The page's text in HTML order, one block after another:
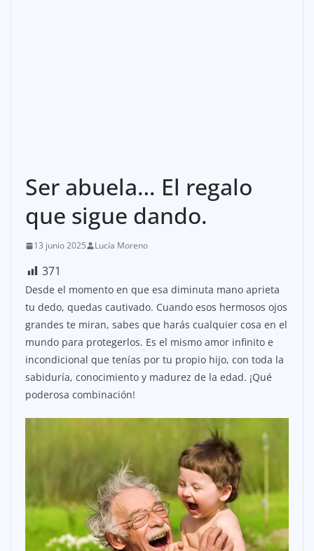
Ser abuela… El regalo
que sigue dando.
13 junio 2025 Lucía Moreno
371
Desde el momento en que esa diminuta mano aprieta
tu dedo, quedas cautivado. Cuando esos hermosos ojos
grandes te miran, sabes que harás cualquier cosa en el
mundo para protegerlos. Es el mismo amor infinito e
incondicional que tenías por tu propio hijo, con toda la
sabiduría, conocimiento y madurez de la edad. ¡Qué
poderosa combinación!